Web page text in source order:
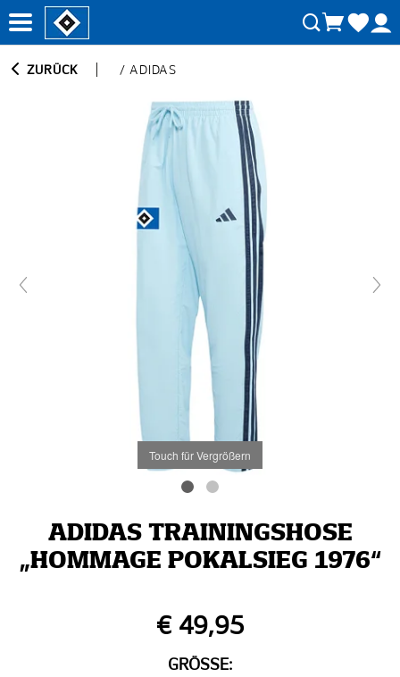
ZURÜCK /ADIDAS
Touch für Vergrößern
ADIDAS TRAININGSHOSE
„HOMMAGE POKALSIEG 1976“
€ 49,95
GRÖSSE: